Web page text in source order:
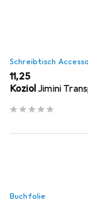
Schreibtisch
EUR
11,25
Koziol Jimini
Buchfolie